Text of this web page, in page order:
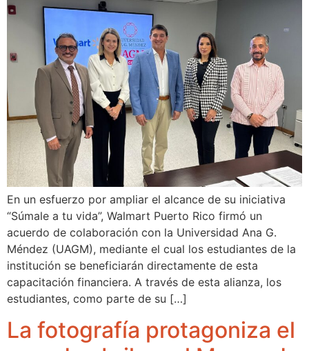
En un esfuerzo por ampliar el alcance de su iniciativa
“Súmale a tu vida”, Walmart Puerto Rico firmó un
acuerdo de colaboración con la Universidad Ana G.
Méndez (UAGM), mediante el cual los estudiantes de la
institución se beneficiarán directamente de esta
capacitación financiera. A través de esta alianza, los
estudiantes, como parte de su […]
La fotografía protagoniza el